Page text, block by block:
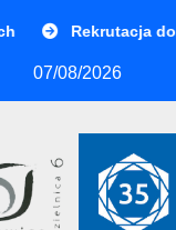
Rekrutacja do
07/08/2026